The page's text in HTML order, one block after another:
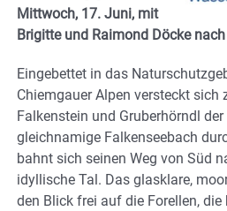
Mittwoch, 17. Juni, mit
Brigitte und Raimond Döcke
Eingebettet in das
Chiemgauer Alpen versteckt sich
Falkenstein und Gruberhörndl der
gleichnamige Falkenseebach
bahnt sich seinen Weg von Süd
idyllische Tal. Das glasklare,
den Blick frei auf die Forellen,